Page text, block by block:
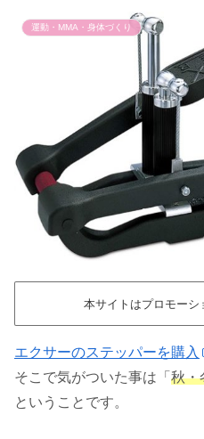
運動・MMA・身体づくり
本サイトはプロモーシ
エクサーのステッパーを購入
そこで気がついた事は「 秋・
ということです。